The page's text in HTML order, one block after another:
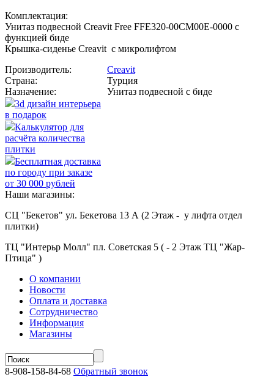
Комплектация:
Унитаз подвесной Creavit Free FFE320-00CM00E-0000 с
функцией биде
Крышка-сиденье Creavit с микролифтом
Производитель:
Creavit
Страна:
Турция
Назначение:
Унитаз подвесной с биде
3d дизайн интерьера
в подарок
Калькулятор для
расчёта количества
плитки
Бесплатная доставка
по городу при заказе
от 30 000 рублей
Наши магазины:
СЦ "Бекетов" ул. Бекетова 13 А (2 Этаж - у лифта отдел
плитки)
ТЦ "Интерьр Молл" пл. Советская 5 ( - 2 Этаж ТЦ "Жар-
Птица" )
О компании
Новости
Оплата и доставка
Сотрудничество
Информация
Магазины
8-908-158-84-68 Обратный звонок